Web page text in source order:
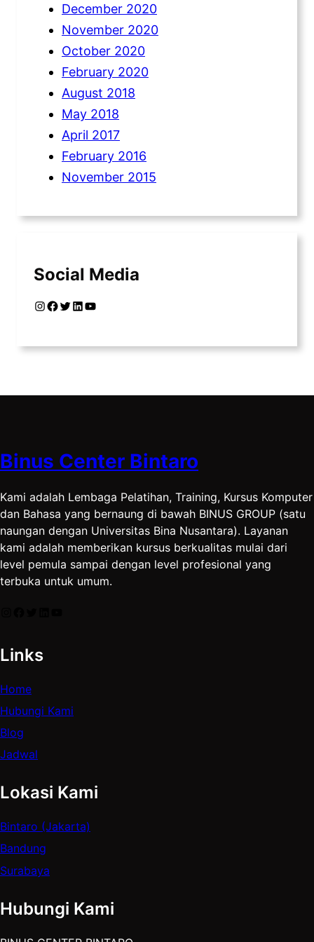
December 2020
November 2020
October 2020
February 2020
August 2018
May 2018
April 2017
February 2016
November 2015
Social Media
InstagramFacebook Twitter LinkedIn YouTube
Binus Center Bintaro
Kami adalah Lembaga Pelatihan, Training, Kursus Komputer
dan Bahasa yang bernaung di bawah BINUS GROUP (satu
naungan dengan Universitas Bina Nusantara). Layanan
kami adalah memberikan kursus berkualitas mulai dari
level pemula sampai dengan level profesional yang
terbuka untuk umum.
Links
Home
Hubungi Kami
Blog
Jadwal
Lokasi Kami
Bintaro (Jakarta)
Bandung
Surabaya
Hubungi Kami